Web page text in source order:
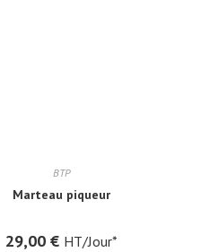
BTP
Marteau piqueur
29,00 € HT/Jour*